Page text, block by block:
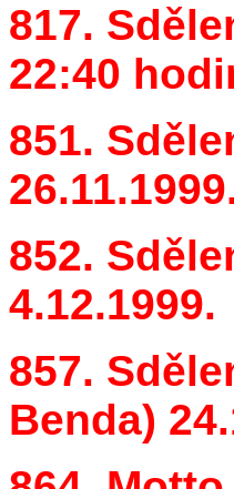
817.
22:40
851.
852.
4.12.1999.
857.
Benda)